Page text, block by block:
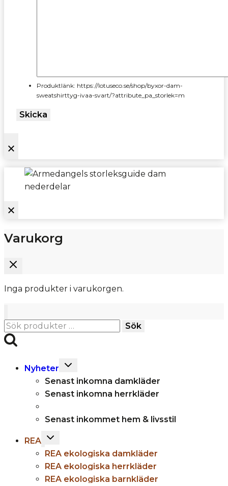
Produktlänk: https://lotuseco.se/shop/byxor-dam-
sweatshirttyg-ivaa-svart/?attribute_pa_storlek=m
Skicka
Varukorg
Inga produkter i varukorgen.
Sök
efter:
Sök
Nyheter
Toggle
child
menu
Senast inkomna damkläder
Senast inkomna herrkläder
Senast inkommet hem & livsstil
REA Toggle
menu
REA ekologiska damkläder
REA ekologiska herrkläder
REA ekologiska barnkläder